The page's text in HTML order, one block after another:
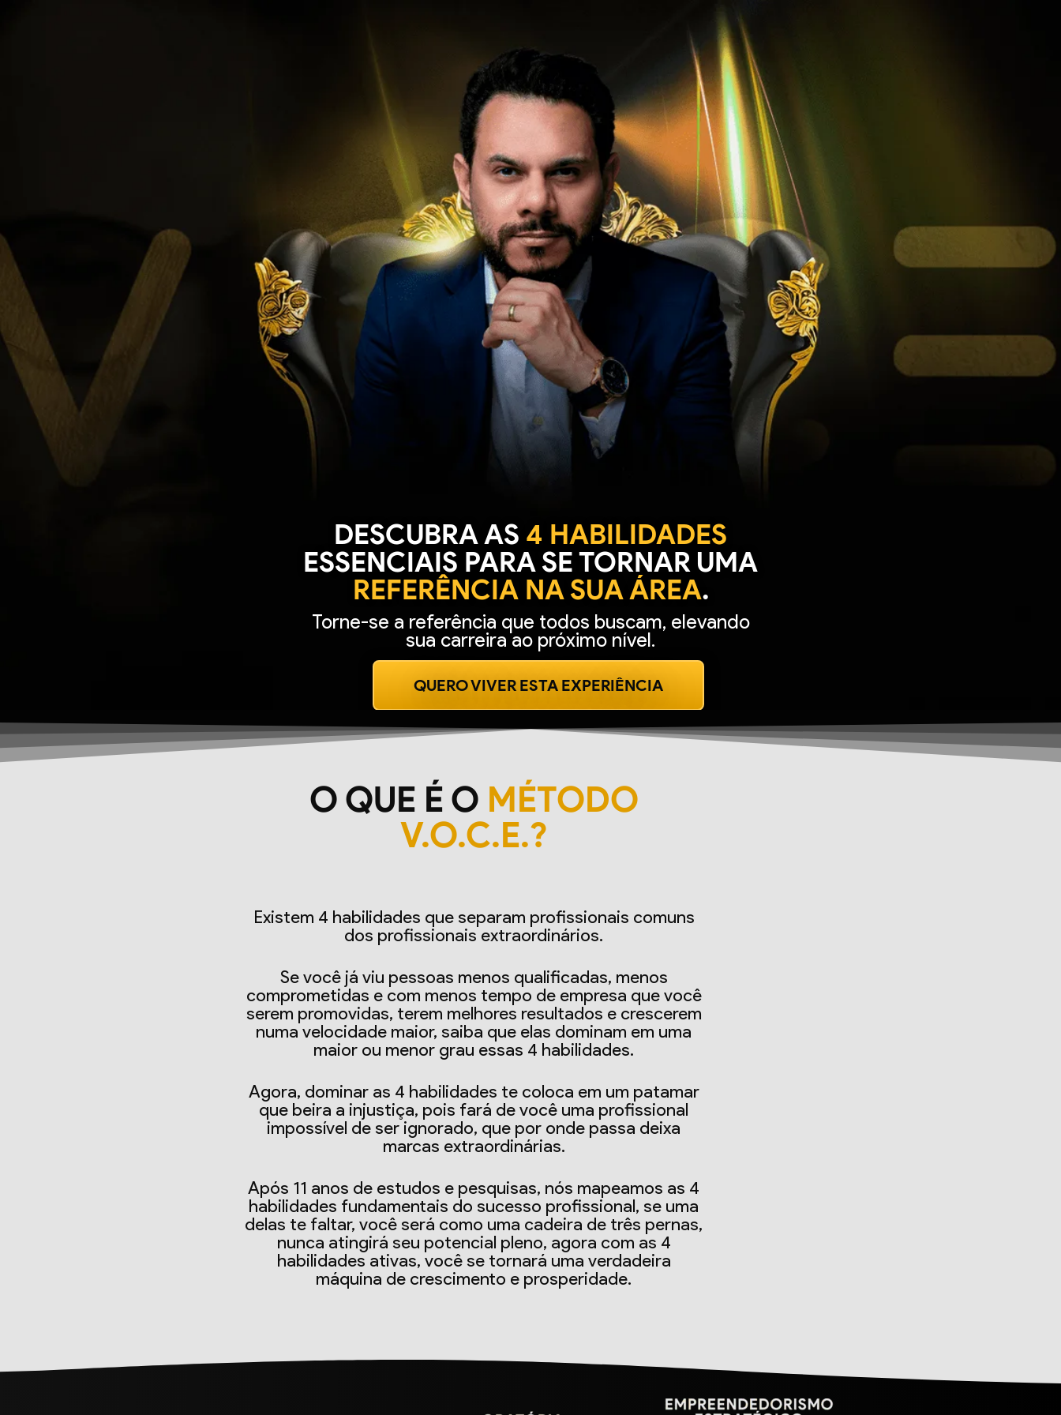
DESCUBRA AS 4 HABILIDADES
ESSENCIAIS PARA SE TORNAR UMA
REFERÊNCIA NA SUA ÁREA.
Torne-se a referência que todos buscam, elevando
sua carreira ao próximo nível.
QUERO VIVER ESTA EXPERIÊNCIA
O QUE É O MÉTODO
V.O.C.E.?
Existem 4 habilidades que separam profissionais comuns
dos profissionais extraordinários.
Se você já viu pessoas menos qualificadas, menos
comprometidas e com menos tempo de empresa que você
serem promovidas, terem melhores resultados e crescerem
numa velocidade maior, saiba que elas dominam em uma
maior ou menor grau essas 4 habilidades.
Agora, dominar as 4 habilidades te coloca em um patamar
que beira a injustiça, pois fará de você uma profissional
impossível de ser ignorado, que por onde passa deixa
marcas extraordinárias.
Após 11 anos de estudos e pesquisas, nós mapeamos as 4
habilidades fundamentais do sucesso profissional, se uma
delas te faltar, você será como uma cadeira de três pernas,
nunca atingirá seu potencial pleno, agora com as 4
habilidades ativas, você se tornará uma verdadeira
máquina de crescimento e prosperidade.